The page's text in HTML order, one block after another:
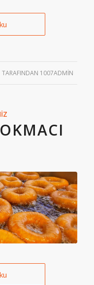
TARAFINDAN 1007ADMIN